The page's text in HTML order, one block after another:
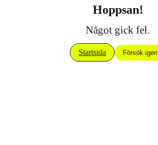
Hoppsan!
Något gick fel.
Startsida Försök igen